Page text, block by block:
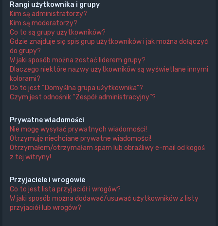
Rangi użytkownika i grupy
Kim są administratorzy?
Kim są moderatorzy?
Co to są grupy użytkowników?
Gdzie znajduje się spis grup użytkowników i jak można dołączyć
do grupy?
W jaki sposób można zostać liderem grupy?
Dlaczego niektóre nazwy użytkowników są wyświetlane innymi
kolorami?
Co to jest “Domyślna grupa użytkownika”?
Czym jest odnośnik “Zespół administracyjny”?
Prywatne wiadomości
Nie mogę wysyłać prywatnych wiadomości!
Otrzymuję niechciane prywatne wiadomości!
Otrzymałem/otrzymałam spam lub obraźliwy e-mail od kogoś
z tej witryny!
Przyjaciele i wrogowie
Co to jest lista przyjaciół i wrogów?
W jaki sposób można dodawać/usuwać użytkowników z listy
przyjaciół lub wrogów?